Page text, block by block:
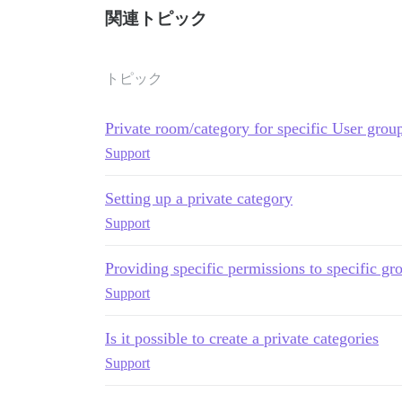
関連トピック
トピック
Private room/category for specific User
Support
Setting up a private category
Support
Providing specific permissions to specific
Support
Is it possible to create a private categories
Support